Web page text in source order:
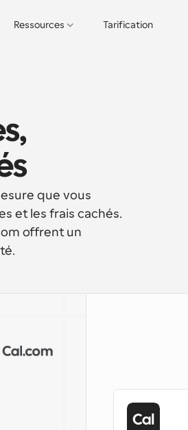
Ressources Tarification
que vous
et les frais cachés.
offrent un